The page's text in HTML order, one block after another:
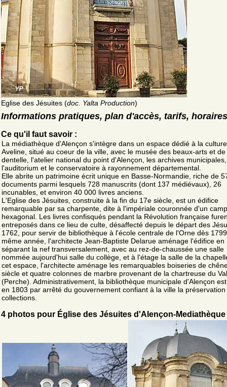
Eglise des Jésuites (doc. Yalta Production)
Informations pratiques, plan d'accès, tarifs, horaires
Ce qu'il faut savoir :
La médiathèque d'Alençon s'intègre dans un espace dédié à la
Aveline, situé au coeur de la ville, avec le musée des beaux-arts et de
dentelle, l'atelier national du point d'Alençon, les archives municipales,
l'auditorium et le conservatoire à rayonnement départemental.
Elle abrite un patrimoine écrit unique en Basse-Normandie, riche de
documents parmi lesquels 728 manuscrits (dont 137 médiévaux), 26
incunables, et environ 40 000 livres anciens.
L'Eglise des Jésuites, construite à la fin du 17e siècle, est un édifice
remarquable par sa charpente, dite à l'impériale couronnée d'un
hexagonal. Les livres confisqués pendant la Révolution française
entreposés dans ce lieu de culte, désaffecté depuis le départ des
1762, pour servir de bibliothèque à l'école centrale de l'Orne dès
même année, l'architecte Jean-Baptiste Delarue aménage l'édifice en
séparant la nef transversalement, avec au rez-de-chaussée une salle
nommée aujourd'hui salle du collège, et à l'étage la salle de la
cet espace, l'architecte aménage les remarquables boiseries de
siècle et quatre colonnes de marbre provenant de la chartreuse du
(Perche). Administrativement, la bibliothèque municipale d'Alençon
en 1803 par arrêté du gouvernement confiant à la ville la préservation
collections.
4 photos pour Église des Jésuites d'Alençon-Mediathèque